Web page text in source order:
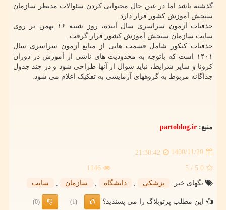
گذشته باشد اما در عین حال محتوایی کردن سئوالات مدنظر سازمان
سنجش آموزش کشور قرار دارد.
حذفیات آزمون سراسری سال آینده، روز شنبه ۱۶ بهمن بر روی
سایت سازمان سنجش آموزش کشور قرار گرفت.
حذفیات کنکور شامل قسمت هایی از منابع آزمون سراسری سال
۱۴۰۱ است که باتوجه به محدودیت های ناشی از آموزش در دوران
کرونا و سایر شرایط، نباید سوال از آنها طراحی شود و در چند جدول
جداگانه مربوط به گروههای آزمایشی به تفکیک اعلام می شود.
منبع: partoblog.ir
1400/11/20
21:30:42
5.0
/ 5
1146
تگهای خبر:
پزشكی دانشگاه سازمان سایت
این مطلب پرتوبلاگ را می پسندید؟ (1)
(0)